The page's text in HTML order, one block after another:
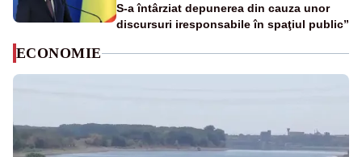
S-a întârziat depunerea din cauza unor
discursuri iresponsabile în spaţiul public”
ECONOMIE